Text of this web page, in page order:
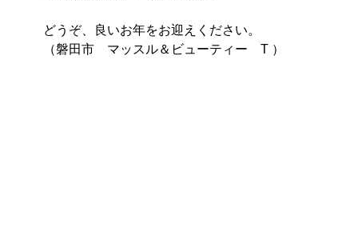
どうぞ、良いお年をお迎えください。
（磐田市　マッスル＆ビューティー　T ）